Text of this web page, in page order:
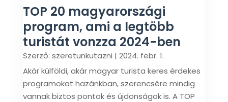
TOP 20 magyarországi
program, ami a legtöbb
turistát vonzza 2024-ben
Szerző: szeretunkutazni | 2024. febr. 1.
Akár külföldi, akár magyar turista keres érdekes
programokat hazánkban, szerencsére mindig
vannak biztos pontok és újdonságok is. A TOP